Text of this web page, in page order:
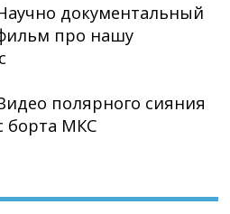
документальный
про нашу
полярного сияния
борта МКС